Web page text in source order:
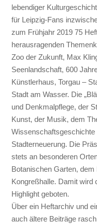
lebendiger
für Leipzig-Fans
zum Frühjahr 2019 75
herausragenden
Zoo der Zukunft, Max
Seenlandschaft, 600
Künstlerhaus, Torgau –
Stadt am Wasser. Die
und Denkmalpflege, der
Kunst, der Musik, dem
Stadterneuerung. Die
stets an besonderen
Botanischen Garten,
Kongreßhalle. Damit wird
Highlight geboten.
Über ein Heftarchiv und
auch ältere Beiträge